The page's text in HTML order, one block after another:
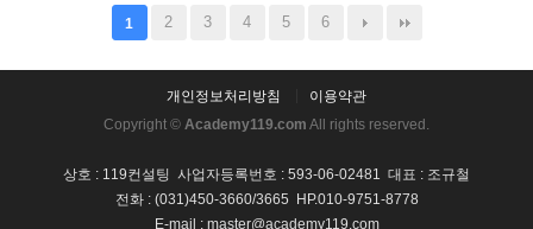
1 2 3 4 5 6
개인정보처리방침
이용약관
Copyright © Academy119.com All rights reserved.
상호 : 119컨설팅 사업자등록번호 : 593-06-02481 대표 : 조규철
전화 : (031)450-3660/3665 HP.010-9751-8778
E-mail : master@academy119.com